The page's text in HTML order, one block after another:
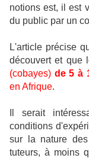
notions est, il est
du public par un
L'article précise
découvert et que
(cobayes) de 5 à
en Afrique.
Il serait
conditions
sur la nature
tuteurs, à moins